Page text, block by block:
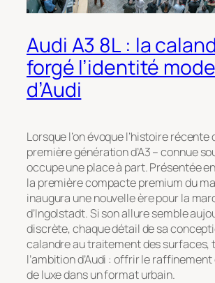
Audi A3 8L : la
forgé l’identité
d’Audi
Lorsque l’on évoque l’histoire récente
première génération d’A3 – connue
occupe une place à part. Présentée
la première compacte premium du
inaugura une nouvelle ère pour la
d’Ingolstadt. Si son allure semble
discrète, chaque détail de sa
calandre au traitement des surfaces,
l’ambition d’Audi : offrir le raffinement
de luxe dans un format urbain.